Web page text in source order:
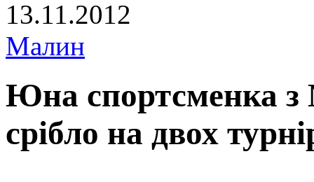
13.11.2012
Малин
Юна спортсменка
срібло на двох